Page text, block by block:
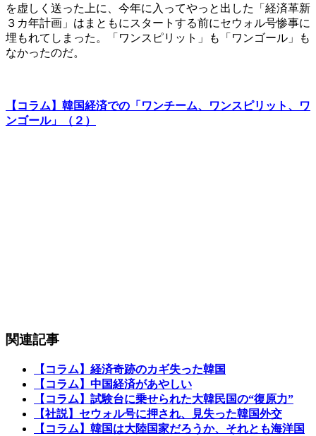
を虚しく送った上に、今年に入ってやっと出した「経済革新
３カ年計画」はまともにスタートする前にセウォル号惨事に
埋もれてしまった。「ワンスピリット」も「ワンゴール」も
なかったのだ。
【コラム】韓国経済での「ワンチーム、ワンスピリット、ワ
ンゴール」（２）
関連記事
【コラム】経済奇跡のカギ失った韓国
【コラム】中国経済があやしい
【コラム】試験台に乗せられた大韓民国の“復原力”
【社説】セウォル号に押され、見失った韓国外交
【コラム】韓国は大陸国家だろうか、それとも海洋国